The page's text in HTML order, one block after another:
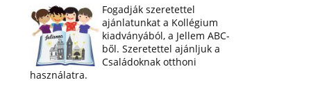
Fogadják szeretettel
ajánlatunkat a Kollégium
kiadványából, a Jellem ABC-
ből. Szeretettel ajánljuk a
Családoknak otthoni
használatra.